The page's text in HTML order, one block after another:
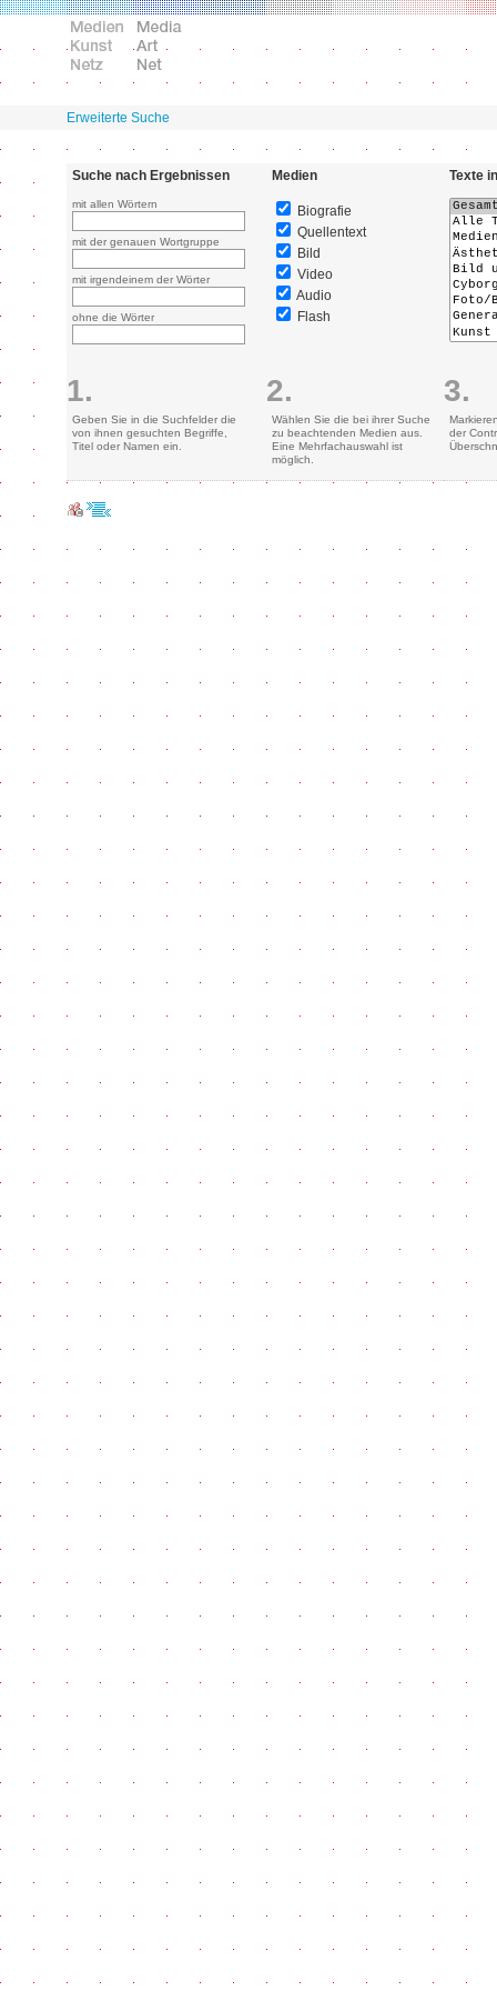
Erweiterte Suche
Suche nach Ergebnissen
mit allen Wörtern
mit der genauen Wortgruppe
mit irgendeinem der Wörter
ohne die Wörter
1.
Geben Sie in die Suchfelder die
von ihnen gesuchten Begriffe,
Titel oder Namen ein.
Medien
Biografie
Quellentext
Bild
Video
Audio
Flash
2.
Wählen Sie die bei ihrer Suche
zu beachtenden Medien aus.
Eine Mehrfachauswahl ist
möglich.
Texte in
3.
der